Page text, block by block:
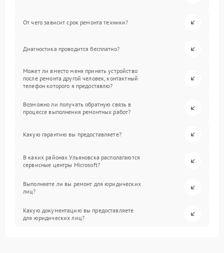
От чего зависит срок ремонта техники?
Диагностика проводится бесплатно?
Может ли вместо меня принять устройство
после ремонта другой человек, контактный
телефон которого я предоставлю?
Возможно ли получать обратную связь в
процессе выполнения ремонтных работ?
Какую гарантию вы предоставляете?
В каких районах Ульяновска располагаются
сервисные центры Microsoft?
Выполняете ли вы ремонт для юридических
лиц?
Какую документацию вы предоставляете
для юридических лиц?